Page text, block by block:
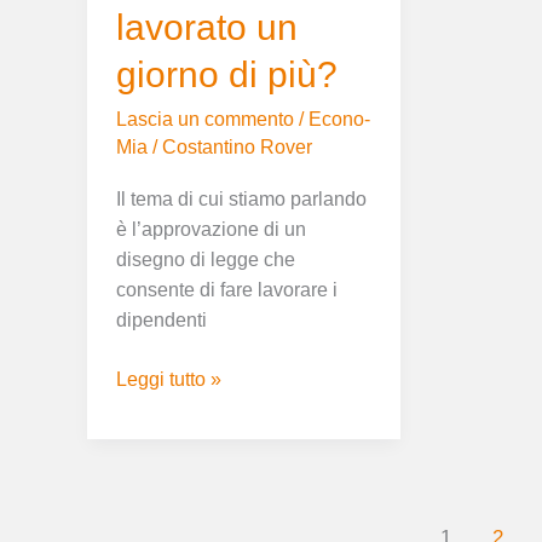
lavorato un
giorno di più?
Lascia un commento / Econo-
Mia /Costantino Rover
Il tema di cui stiamo parlando
è l’approvazione di un
disegno di legge che
consente di fare lavorare i
dipendenti
Leggi tutto »